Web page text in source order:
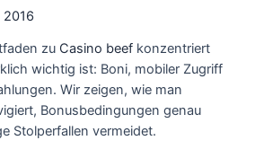
2016
zu Casino beef konzentriert
wichtig ist: Boni, mobiler Zugriff
Wir zeigen, wie man
Bonusbedingungen genau
Stolperfallen vermeidet.